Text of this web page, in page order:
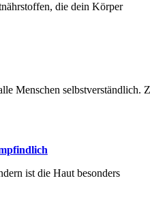
die dein Körper
Menschen selbstverständlich.
ist die Haut besonders